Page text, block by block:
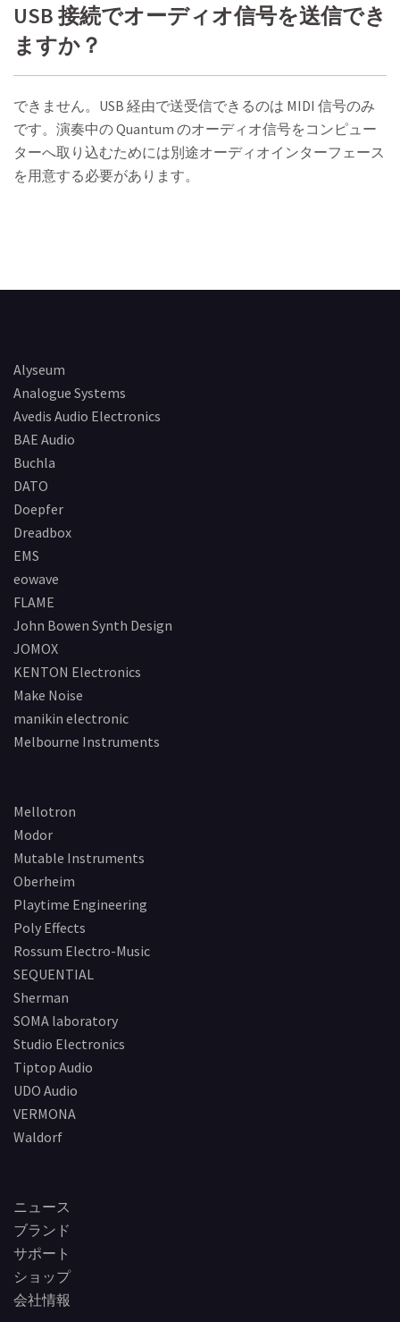
USB 接続でオーディオ信号を送信でき
ますか？
できません。USB 経由で送受信できるのは MIDI 信号のみ
です。演奏中の Quantum のオーディオ信号をコンピュー
ターへ取り込むためには別途オーディオインターフェース
を用意する必要があります。
Alyseum
Analogue Systems
Avedis Audio Electronics
BAE Audio
Buchla
DATO
Doepfer
Dreadbox
EMS
eowave
FLAME
John Bowen Synth Design
JOMOX
KENTON Electronics
Make Noise
manikin electronic
Melbourne Instruments
Mellotron
Modor
Mutable Instruments
Oberheim
Playtime Engineering
Poly Effects
Rossum Electro-Music
SEQUENTIAL
Sherman
SOMA laboratory
Studio Electronics
Tiptop Audio
UDO Audio
VERMONA
Waldorf
ニュース
ブランド
サポート
ショップ
会社情報